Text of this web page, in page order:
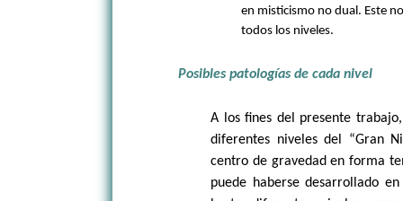
en misticismo no dual. Este
todos los niveles.
Posibles patologías de cada nivel
A los fines del presente
diferentes niveles del “Gran
centro de gravedad en forma
puede haberse desarrollado